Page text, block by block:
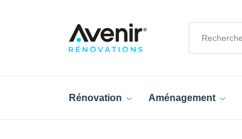
Rénovation Aménagement